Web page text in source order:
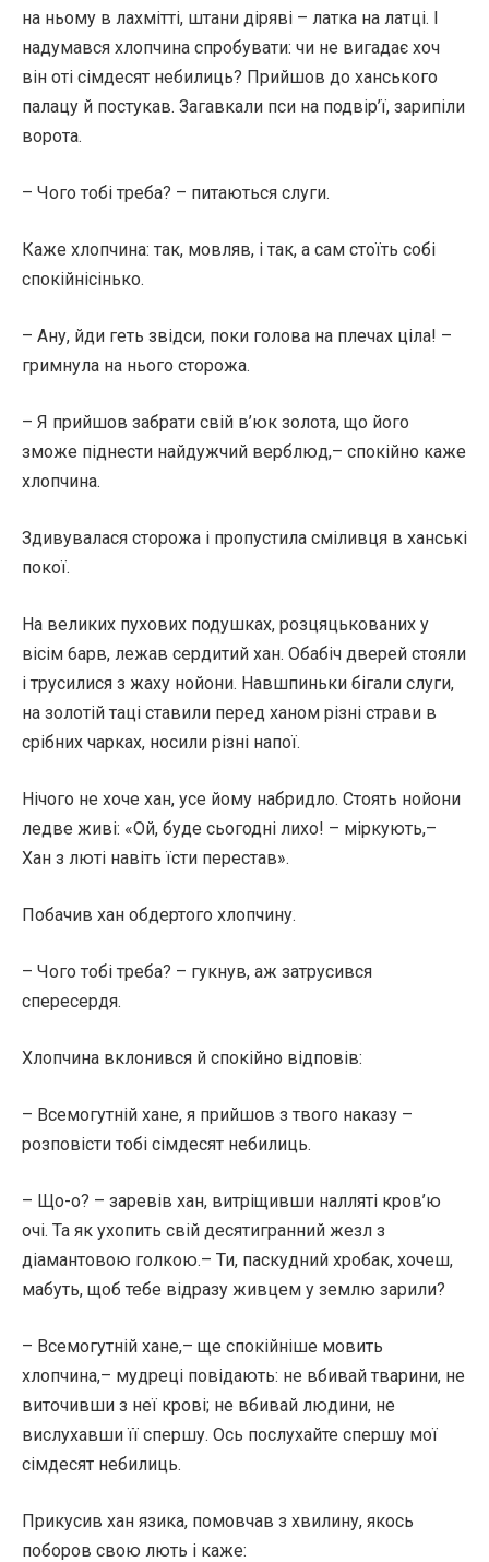
на ньому в лахмітті, штани діряві – латка на латці. І
надумався хлопчина спробувати: чи не вигадає хоч
він оті сімдесят небилиць? Прийшов до ханського
палацу й постукав. Загавкали пси на подвір’ї, зарипіли
ворота.
– Чого тобі треба? – питаються слуги.
Каже хлопчина: так, мовляв, і так, а сам стоїть собі
спокійнісінько.
– Ану, йди геть звідси, поки голова на плечах ціла! –
гримнула на нього сторожа.
– Я прийшов забрати свій в’юк золота, що його
зможе піднести найдужчий верблюд,– спокійно каже
хлопчина.
Здивувалася сторожа і пропустила сміливця в ханські
покої.
На великих пухових подушках, розцяцькованих у
вісім 6арв, лежав сердитий хан. Обабіч дверей стояли
і трусилися з жаху нойони. Навшпиньки бігали слуги,
на золотій таці ставили перед ханом різні страви в
срібних чарках, носили різні напої.
Нічого не хоче хан, усе йому набридло. Стоять нойони
ледве живі: «Ой, буде сьогодні лихо! – міркують,–
Хан з люті навіть їсти перестав».
Побачив хан обдертого хлопчину.
– Чого тобі треба? – гукнув, аж затрусився
спересердя.
Хлопчина вклонився й спокійно відповів:
– Всемогутній хане, я прийшов з твого наказу –
розповісти тобі сімдесят небилиць.
– Що-о? – заревів хан, витріщивши налляті кров’ю
очі. Та як ухопить свій десятигранний жезл з
діамантовою голкою.– Ти, паскудний хробак, хочеш,
мабуть, щоб тебе відразу живцем у землю зарили?
– Всемогутній хане,– ще спокійніше мовить
хлопчина,– мудреці повідають: не вбивай тварини, не
виточивши з неї крові; не вбивай людини, не
вислухавши її спершу. Ось послухайте спершу мої
сімдесят небилиць.
Прикусив хан язика, помовчав з хвилину, якось
поборов свою лють і каже: